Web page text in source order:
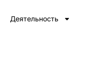
Деятельность